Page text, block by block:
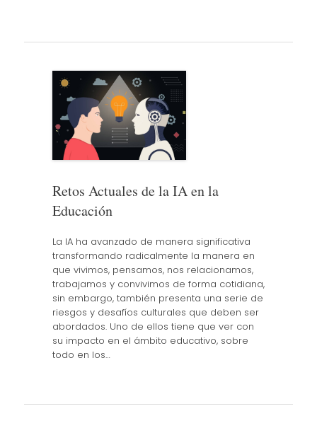
Retos Actuales de la IA en la
Educación
La IA ha avanzado de manera significativa
transformando radicalmente la manera en
que vivimos, pensamos, nos relacionamos,
trabajamos y convivimos de forma cotidiana,
sin embargo, también presenta una serie de
riesgos y desafíos culturales que deben ser
abordados. Uno de ellos tiene que ver con
su impacto en el ámbito educativo, sobre
todo en los…